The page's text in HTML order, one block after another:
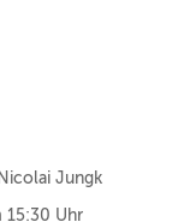
Jungk
15:30 Uhr